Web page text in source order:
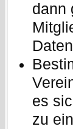
dann
es
zu